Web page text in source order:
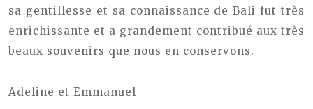
sa gentillesse et sa connaissance de Bali fut très
enrichissante et a grandement contribué aux très
beaux souvenirs que nous en conservons.
Adeline et Emmanuel